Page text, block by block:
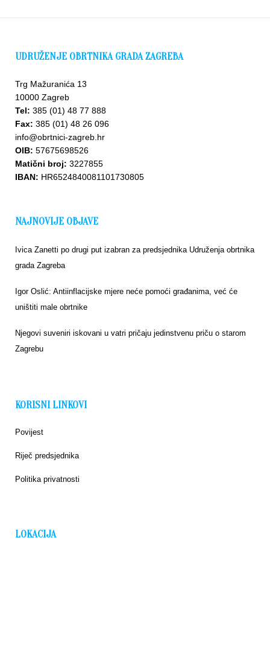
UDRUŽENJE OBRTNIKA GRADA ZAGREBA
Trg Mažuranića 13
10000 Zagreb
Tel: 385 (01) 48 77 888
Fax: 385 (01) 48 26 096
info@obrtnici-zagreb.hr
OIB: 57675698526
Matični broj: 3227855
IBAN: HR6524840081101730805
NAJNOVIJE OBJAVE
Ivica Zanetti po drugi put izabran za predsjednika Udruženja obrtnika
grada Zagreba
Igor Oslić: Antiinflacijske mjere neće pomoći građanima, već će
uništiti male obrtnike
Njegovi suveniri iskovani u vatri pričaju jedinstvenu priču o starom
Zagrebu
KORISNI LINKOVI
Povijest
Riječ predsjednika
Politika privatnosti
LOKACIJA